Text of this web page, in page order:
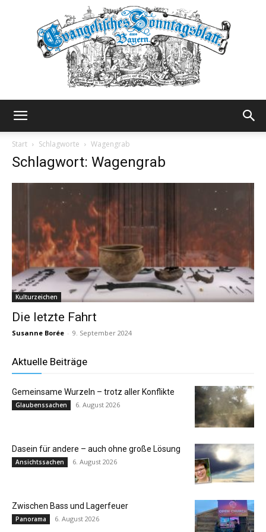
Start Schlagworte Wagengrab
Schlagwort: Wagengrab
Kulturzeichen
Die letzte Fahrt
Susanne Borée - 9. September 2024
Aktuelle Beiträge
Gemeinsame Wurzeln – trotz aller Konflikte
Glaubenssachen 6. August 2026
Dasein für andere – auch ohne große Lösung
Ansichtssachen 6. August 2026
Zwischen Bass und Lagerfeuer
Panorama 6. August 2026